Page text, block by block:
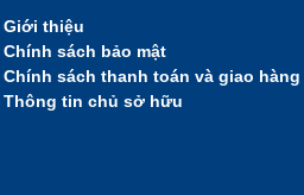
Giới thiệu
Chính sách bảo mật
Chính sách thanh toán và giao hàng
Thông tin chủ sở hữu